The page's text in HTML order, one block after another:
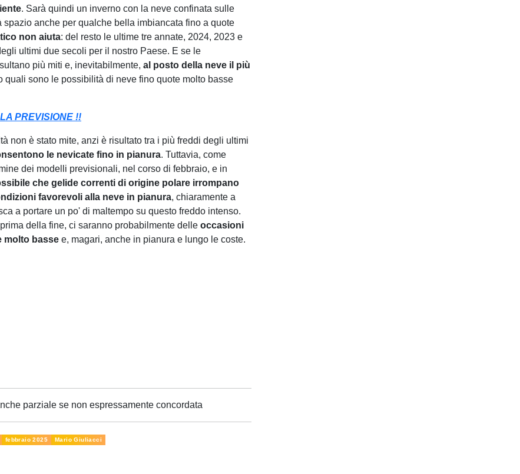
. Sarà quindi un inverno con la neve confinata sulle
anche per qualche bella imbiancata fino a quote
non aiuta: del resto le ultime tre annate, 2024, 2023 e
ultimi due secoli per il nostro Paese. E se le
più miti e, inevitabilmente, al posto della neve il più
quali sono le possibilità di neve fino quote molto basse
PREVISIONE !!
non è stato mite, anzi è risultato tra i più freddi degli ultimi
le nevicate fino in pianura. Tuttavia, come
dei modelli previsionali, nel corso di febbraio, e in
che gelide correnti di origine polare irrompano
favorevoli alla neve in pianura, chiaramente a
a portare un po' di maltempo su questo freddo intenso.
della fine, ci saranno probabilmente delle occasioni
molto basse e, magari, anche in pianura e lungo le coste.
parziale se non espressamente concordata
febbraio 2025 Mario Giuliacci